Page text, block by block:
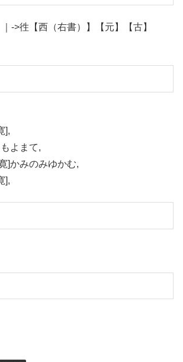
->徃【西（右書）】【元】【古】
],
よまて,
]かみのみゆかむ,
],